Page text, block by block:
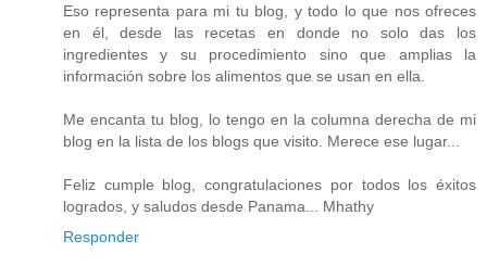
Eso representa para mi tu blog, y todo lo que nos ofreces
en él, desde las recetas en donde no solo das los
ingredientes y su procedimiento sino que amplias la
información sobre los alimentos que se usan en ella.
Me encanta tu blog, lo tengo en la columna derecha de mi
blog en la lista de los blogs que visito. Merece ese lugar...
Feliz cumple blog, congratulaciones por todos los éxitos
logrados, y saludos desde Panama... Mhathy
Responder